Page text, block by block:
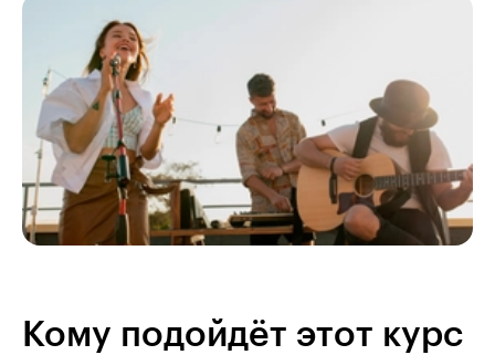
Кому подойдёт этот курс